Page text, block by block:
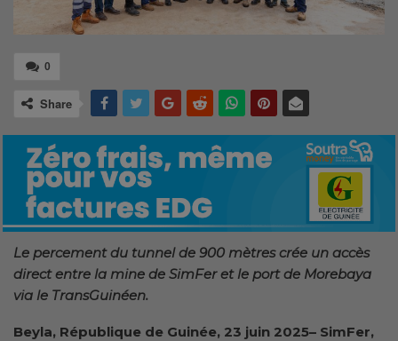
0
Share
Le percement du tunnel de 900 mètres crée un accès
direct entre la mine de SimFer et le port de Morebaya
via le TransGuinéen.
Beyla, République de Guinée, 23 juin 2025– SimFer,